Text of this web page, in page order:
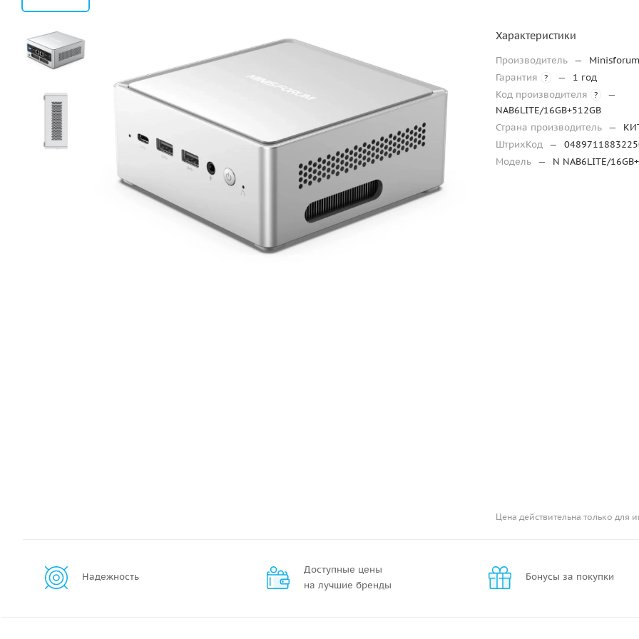
Характеристики
Производитель —
Гарантия
? —
1 год
Код производителя
?
—
NAB6LITE/16GB+512GB
Страна производитель —
ШтрихКод —
Модель — N NAB6LITE/
Цена действительна только для
Надежность
Доступные цены
на лучшие бренды
Бонусы за покупки